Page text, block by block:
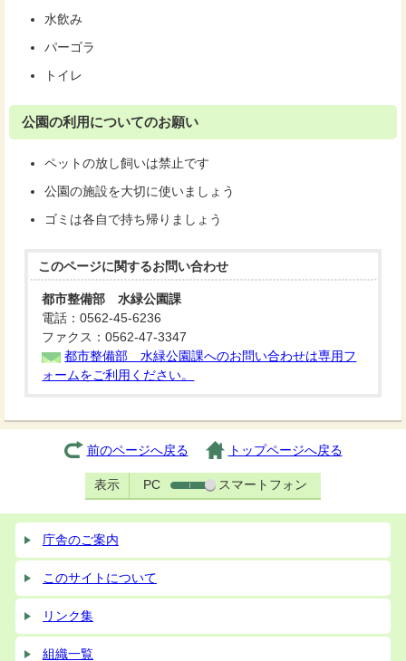
水飲み
パーゴラ
トイレ
公園の利用についてのお願い
ペットの放し飼いは禁止です
公園の施設を大切に使いましょう
ゴミは各自で持ち帰りましょう
このページに関するお問い合わせ
都市整備部 水緑公園課
電話：0562-45-6236
ファクス：0562-47-3347
都市整備部 水緑公園課へのお問い合わせは専用フ
ォームをご利用ください。
前のページへ戻る トップページへ戻る
表示 PC スマートフォン
庁舎のご案内
このサイトについて
リンク集
組織一覧